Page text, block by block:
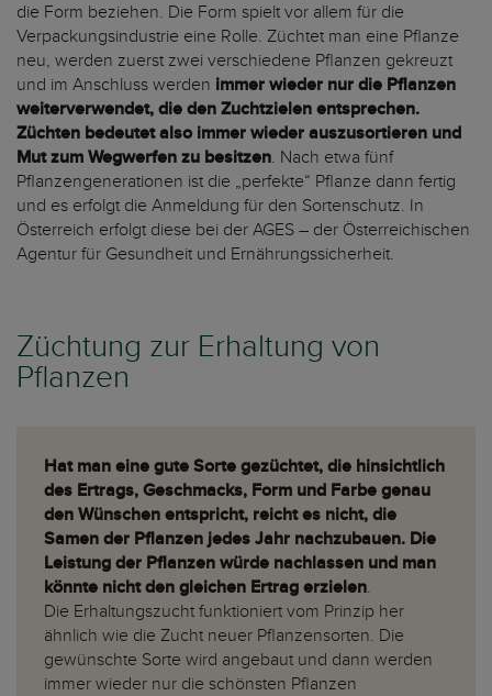
die Form beziehen. Die Form spielt vor allem für die
Verpackungsindustrie eine Rolle. Züchtet man eine Pflanze
neu, werden zuerst zwei verschiedene Pflanzen gekreuzt
und im Anschluss werden immer wieder nur die Pflanzen
weiterverwendet, die den Zuchtzielen entsprechen.
Züchten bedeutet also immer wieder auszusortieren und
Mut zum Wegwerfen zu besitzen. Nach etwa fünf
Pflanzengenerationen ist die „perfekte“ Pflanze dann fertig
und es erfolgt die Anmeldung für den Sortenschutz. In
Österreich erfolgt diese bei der AGES – der Österreichischen
Agentur für Gesundheit und Ernährungssicherheit.
Züchtung zur Erhaltung von
Pflanzen
Hat man eine gute Sorte gezüchtet, die hinsichtlich
des Ertrags, Geschmacks, Form und Farbe genau
den Wünschen entspricht, reicht es nicht, die
Samen der Pflanzen jedes Jahr nachzubauen. Die
Leistung der Pflanzen würde nachlassen und man
könnte nicht den gleichen Ertrag erzielen.
Die Erhaltungszucht funktioniert vom Prinzip her
ähnlich wie die Zucht neuer Pflanzensorten. Die
gewünschte Sorte wird angebaut und dann werden
immer wieder nur die schönsten Pflanzen